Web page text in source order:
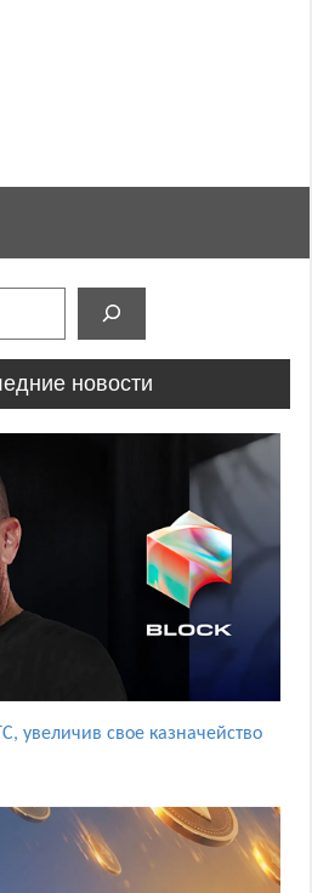
новости
увеличив свое казначейство